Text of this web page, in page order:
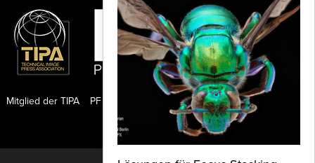
PF Publishing GmbH
Mitglied der TIPA